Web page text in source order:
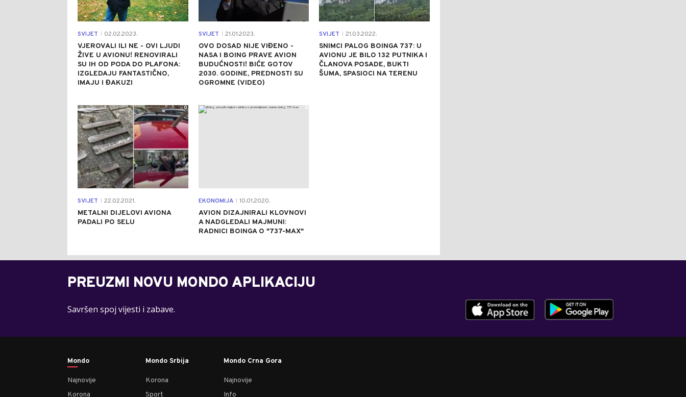
SVIJET 02.02.2023.
VJEROVALI ILI NE - OVI LJUDI
ŽIVE U AVIONU! RENOVIRALI
SU IH OD PODA DO PLAFONA:
IZGLEDAJU FANTASTIČNO,
IMAJU I ĐAKUZI
SVIJET 21.01.2023.
OVO DOSAD NIJE VIĐENO -
NASA I BOING PRAVE AVION
BUDUĆNOSTI! BIĆE GOTOV
2030. GODINE, PREDNOSTI SU
OGROMNE (VIDEO)
SVIJET 21.03.2022.
SNIMCI PALOG BOINGA 737: U
AVIONU JE BILO 132 PUTNIKA I
ČLANOVA POSADE, BUKTI
ŠUMA, SPASIOCI NA TERENU
SVIJET 22.02.2021.
METALNI DIJELOVI AVIONA
PADALI PO SELU
0
EKONOMIJA 10.01.2020.
AVION DIZAJNIRALI KLOVNOVI
A NADGLEDALI MAJMUNI:
RADNICI BOINGA O "737-MAX"
0
PREUZMI NOVU MONDO APLIKACIJU
Savršen spoj vijesti i zabave.
Mondo
Najnovije
Korona
Mondo Srbija
Korona
Sport
Mondo Crna Gora
Najnovije
Info